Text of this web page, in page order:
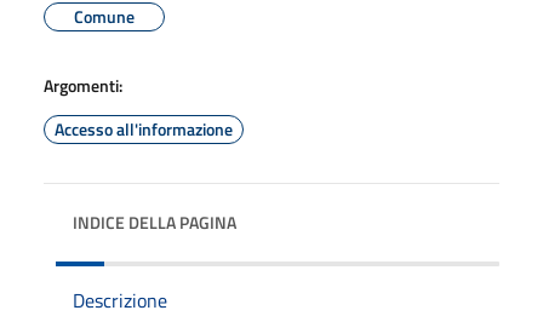
Comune
Argomenti:
Accesso all'informazione
INDICE DELLA PAGINA
Descrizione